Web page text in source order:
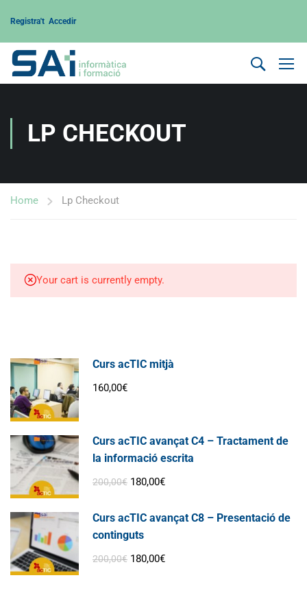
Registra't Accedir
LP CHECKOUT
Home Lp Checkout
Your cart is currently empty.
Curs acTIC mitjà
160,00€
Curs acTIC avançat C4 – Tractament de
la informació escrita
200,00€ 180,00€
Curs acTIC avançat C8 – Presentació de
continguts
200,00€ 180,00€